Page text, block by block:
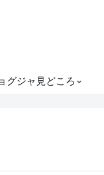
グジャ見どころ